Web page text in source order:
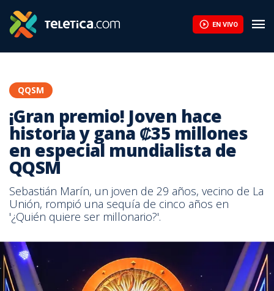
EN VIVO
QQSM
¡Gran premio! Joven hace
historia y gana ₡35 millones
en especial mundialista de
QQSM
Sebastián Marín, un joven de 29 años, vecino de La
Unión, rompió una sequía de cinco años en
'¿Quién quiere ser millonario?'.